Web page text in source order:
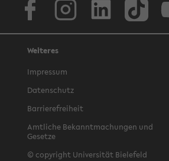
Weiteres
Impressum
Datenschutz
Barrierefreiheit
Amtliche Bekanntmachungen und
Gesetze
© copyright Universität Bielefeld